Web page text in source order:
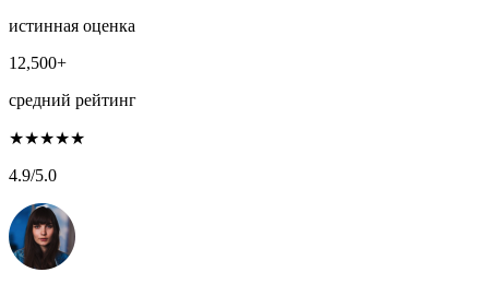
истинная оценка
12,500+
средний рейтинг
★★★★★
4.9/5.0